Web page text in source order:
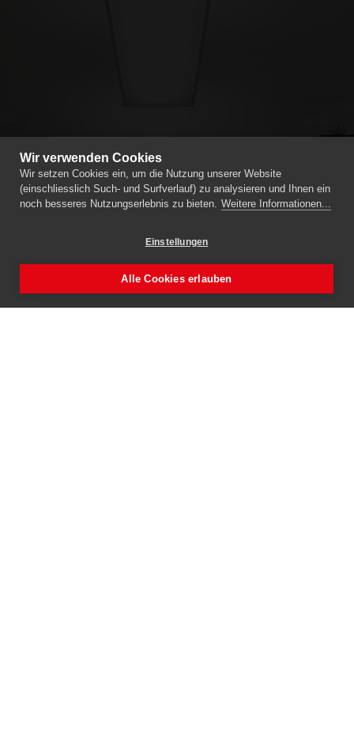
Wir verwenden Cookies
Wir setzen Cookies ein, um die Nutzung unserer Website
(einschliesslich Such- und Surfverlauf) zu analysieren und Ihnen ein
noch besseres Nutzungserlebnis zu bieten. Weitere Informationen...
Einstellungen
Alle Cookies erlauben